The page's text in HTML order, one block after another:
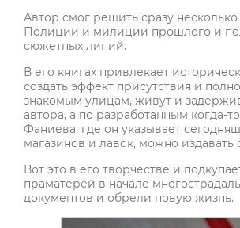
Автор смог решить сразу
Полиции и милиции прошлого и
сюжетных линий.
В его книгах привлекает
создать эффект присутствия и
знакомым улицам, живут и
автора, а по разработанным
Фаниева, где он указывает
магазинов и лавок, можно издавать
Вот это в его творчестве и
праматерей в начале
документов и обрели новую жизнь.